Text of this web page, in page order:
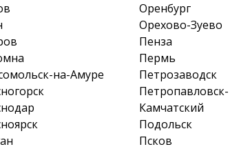
на-Амуре
Оренбург
Орехово-Зуево
Пенза
Пермь
Петрозаводск
Петропавловск-
Камчатский
Подольск
Псков